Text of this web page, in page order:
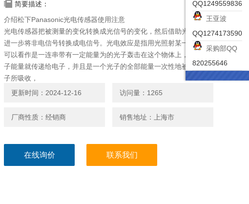
简要描述：
介绍松下Panasonic光电传感器使用注意
光电传感器把被测量的变化转换成光信号的变化，然后借助光电元件
进一步将非电信号转换成电信号。光电效应是指用光照射某一物体，
可以看作是一连串带有一定能量为的光子轰击在这个物体上，此时光
子能量就传递给电子，并且是一个光子的全部能量一次性地被一个电
子所吸收，
更新时间：2024-12-16
访问量：1265
厂商性质：经销商 销售地址：上海市
在线询价 联系我们
QQ1249559836
王亚波
QQ1274173590
采购部QQ
820255646